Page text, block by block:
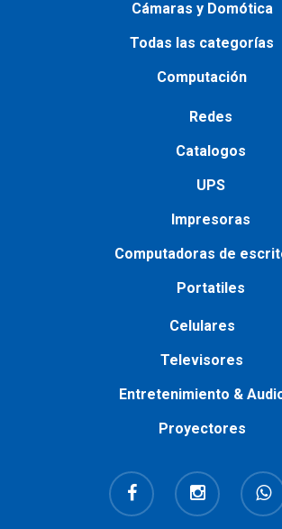
Cámaras y Domótica
Todas las categorías
Computación
Redes
Catalogos
UPS
Impresoras
Сomputadoras de
Portatiles
Сelulares
Televisores
Entretenimiento &
Proyectores